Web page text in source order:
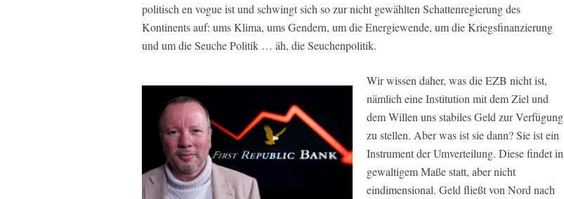
politisch en vogue ist und schwingt sich so zur nicht gewählten Schattenregierung des
Kontinents auf: ums Klima, ums Gendern, um die Energiewende, um die Kriegsfinanzierung
und um die Seuche Politik … äh, die Seuchenpolitik.
Wir wissen daher, was die EZB nicht ist,
nämlich eine Institution mit dem Ziel und
dem Willen uns stabiles Geld zur Verfügung
zu stellen. Aber was ist sie dann? Sie ist ein
Instrument der Umverteilung. Diese findet in
gewaltigem Maße statt, aber nicht
eindimensional. Geld fließt von Nord nach